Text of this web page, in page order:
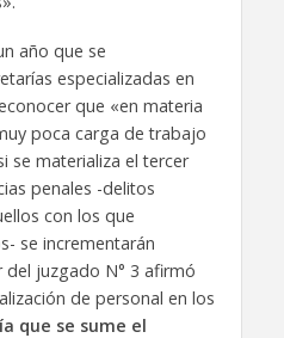
año que se
especializadas en
que «en materia
poca carga de trabajo
se materializa el tercer
penales -delitos
con los que
se incrementarán
juzgado N° 3 afirmó
de personal en los
que se sume el